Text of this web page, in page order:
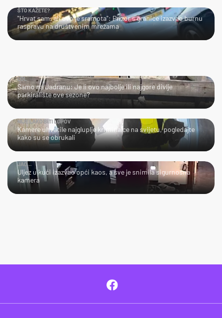
ŠTO KAŽETE?
"Hrvat sam, ali ovo je sramota": Prizor s granice izazvao burnu
raspravu na društvenim mrežama
LOL
Samo na Jadranu: Je li ovo najbolje ili najgore divlje
parkiralište ove sezone?
NIJE LAKO BITI LOPOV
Kamere uhvatile najgluplje kriminalce na svijetu, pogledajte
kako su se obrukali
JAO...
Uljez u kući izazvao opći kaos, a sve je snimila sigurnosna
kamera